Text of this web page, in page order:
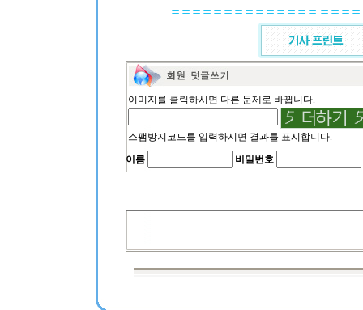
이미지를 클릭하시면 다른 문제로 바뀝니다.
스팸방지코드를 입력하시면 결과를 표시합니다.
이름
비밀번호